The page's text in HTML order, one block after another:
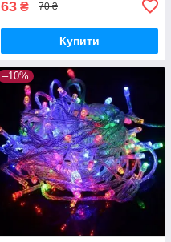
63 ₴ 70 ₴
Купити
–10%